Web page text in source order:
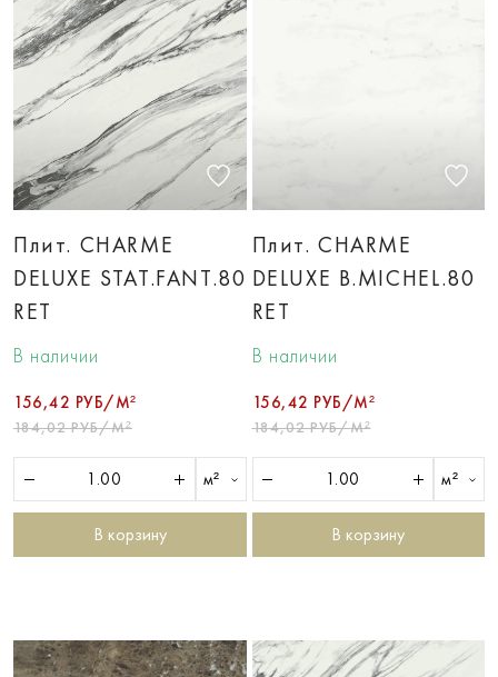
Плит. CHARME
DELUXE STAT.FANT.80
RET
В наличии
156,42 РУБ/М²
184,02 РУБ/М²
м²
В корзину
Плит. CHARME
DELUXE B.MICHEL.80
RET
В наличии
156,42 РУБ/М²
184,02 РУБ/М²
м²
В корзину